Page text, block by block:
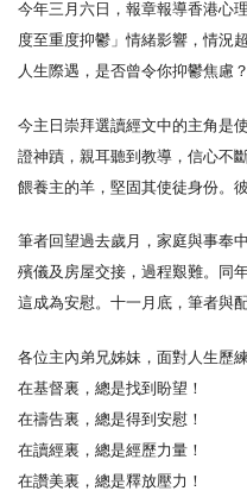
今年三月六日，報章報導香港心
度至重度抑鬱」情緒影響，情況
人生際遇，是否曾令你抑鬱焦慮
今主日崇拜選讀經文中的主角是
證神蹟，親耳聽到教導，信心不
餵養主的羊，堅固其使徒身份。
筆者回望過去歲月，家庭與事奉
殯儀及房屋交接，過程艱難。同
這成為安慰。十一月底，筆者與
各位主內弟兄姊妹，面對人生歷
在基督裏，總是找到盼望！
在禱告裏，總是得到安慰！
在讀經裏，總是經歷力量！
在讚美裏，總是釋放壓力！